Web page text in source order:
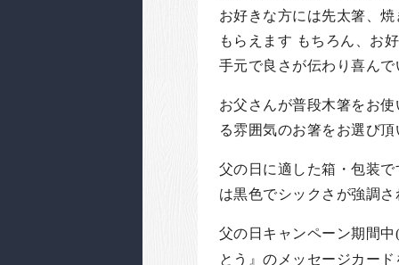
お好きな方には先太箸、
もらえます もちろん、お
手元で良さが伝わり喜ん
お父さんが普段木箸をお
る雰囲気のお箸をお選び
父の日に適した箱・包装
は黒色でシックさが強調
父の日キャンペーン期間
とう』のメッセージカー